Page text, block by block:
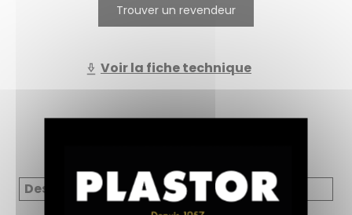
Trouver un revendeur
Voir la fiche technique
Description